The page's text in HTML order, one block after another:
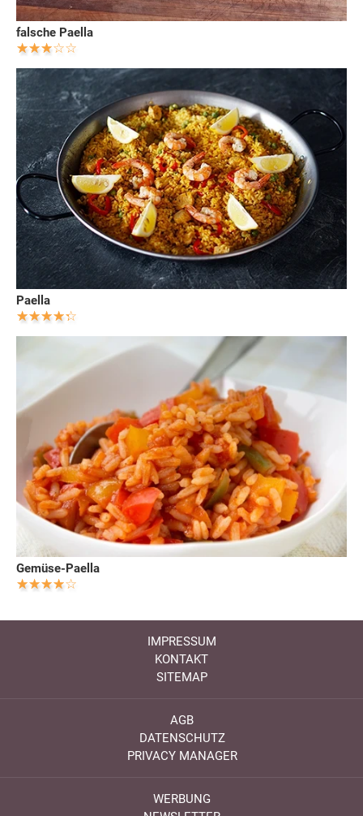
falsche Paella
Paella
Gemüse-Paella
IMPRESSUM
KONTAKT
SITEMAP
AGB
DATENSCHUTZ
PRIVACY MANAGER
WERBUNG